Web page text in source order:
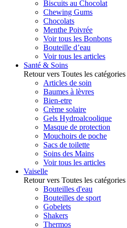
Biscuits au Chocolat
Chewing Gums
Chocolats
Menthe Poivrée
Voir tous les Bonbons
Bouteille d’eau
Voir tous les articles
Santé & Soins
Retour vers Toutes les catégories
Articles de soin
Baumes à lèvres
Bien-etre
Crème solaire
Gels Hydroalcoolique
Masque de protection
Mouchoirs de poche
Sacs de toilette
Soins des Mains
Voir tous les articles
Vaiselle
Retour vers Toutes les catégories
Bouteilles d'eau
Bouteilles de sport
Gobelets
Shakers
Thermos